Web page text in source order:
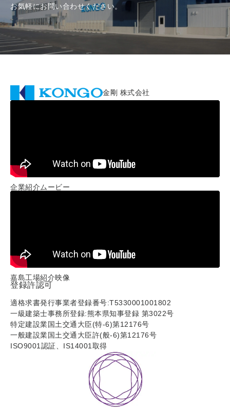
お気軽にお問い合わせください。
金剛 株式会社
企業紹介ムービー
嘉島工場紹介映像
登録許認可
適格求書発行事業者登録番号:T5330001001802
一級建築士事務所登録:熊本県知事登録 第3022号
特定建設業国土交通大臣(特-6)第12176号
一般建設業国土交通大臣許(般-6)第12176号
ISO9001認証、IS14001取得